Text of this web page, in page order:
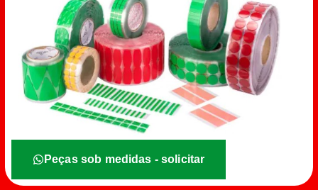
Peças sob medidas - solicitar